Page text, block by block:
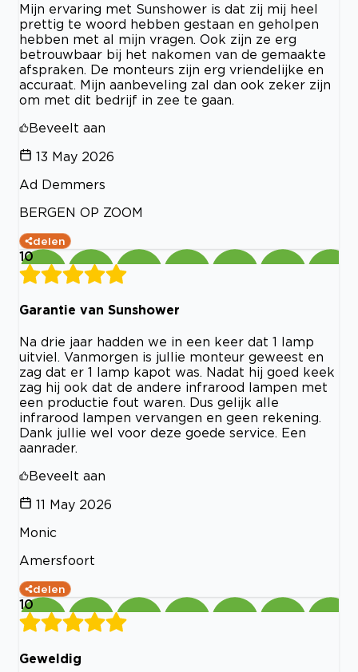
Mijn ervaring met Sunshower is dat zij mij heel
prettig te woord hebben gestaan en geholpen
hebben met al mijn vragen. Ook zijn ze erg
betrouwbaar bij het nakomen van de gemaakte
afspraken. De monteurs zijn erg vriendelijke en
accuraat. Mijn aanbeveling zal dan ook zeker zijn
om met dit bedrijf in zee te gaan.
Beveelt aan
13 May 2026
Ad Demmers
BERGEN OP ZOOM
delen
10
Garantie van Sunshower
Na drie jaar hadden we in een keer dat 1 lamp
uitviel. Vanmorgen is jullie monteur geweest en
zag dat er 1 lamp kapot was. Nadat hij goed keek
zag hij ook dat de andere infrarood lampen met
een productie fout waren. Dus gelijk alle
infrarood lampen vervangen en geen rekening.
Dank jullie wel voor deze goede service. Een
aanrader.
Beveelt aan
11 May 2026
Monic
Amersfoort
delen
10
Geweldig